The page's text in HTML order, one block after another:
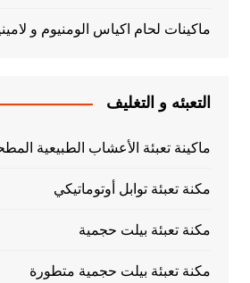
ماكينات لحام اكياس الومنيوم و
التعبئه و التغليف
ماكينة تعبئة الأعشاب الطبيعية
مكنة تعبئة توابل أوتوماتيكي
مكنة تعبئة بيلت حجمية
مكنة تعبئة بيلت حجمية متطورة